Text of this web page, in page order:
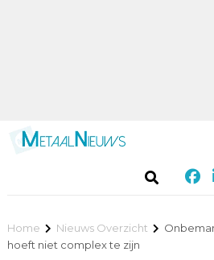
Home Nieuws Overzicht
hoeft niet complex te zijn